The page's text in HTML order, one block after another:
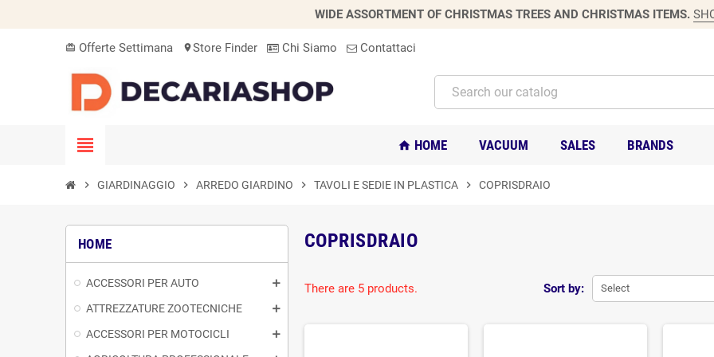
WIDE ASSORTMENT OF CHRISTMAS TREES AND CHRISTMAS ITEMS.
card_giftcard Offerte Settimana location_onStore Finder Chi Siamo Contattaci
view_headline home HOME VACUUM SALES BRANDS
chevron_right GIARDINAGGIO chevron_right ARREDO GIARDINO chevron_right TAVOLI E SEDIE IN PLASTICA chevron_right COPRISDRAIO
HOME
ACCESSORI PER AUTO
ATTREZZATURE ZOOTECNICHE
ACCESSORI PER MOTOCICLI
COPRISDRAIO
Sort by: Select
There are 5 products.